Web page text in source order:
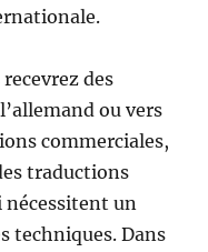
des
ou vers
commerciales,
traductions
un
techniques. Dans